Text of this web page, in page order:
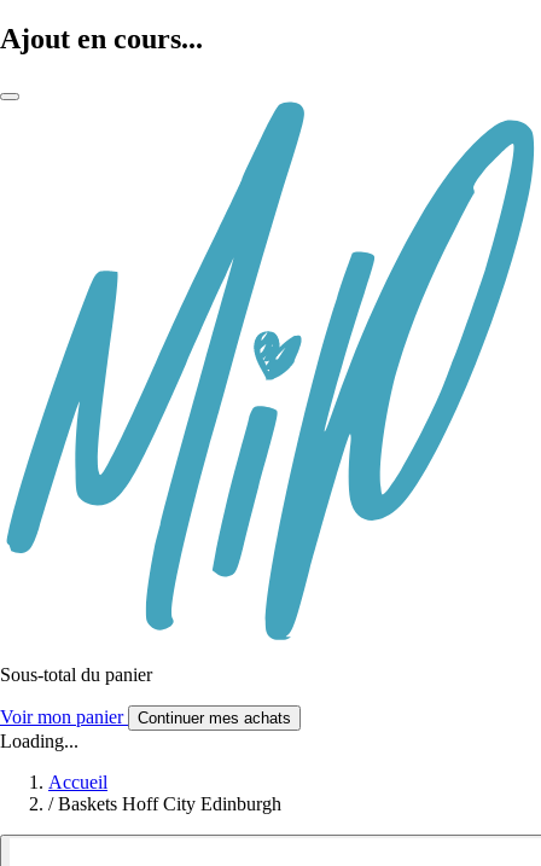
Ajout en cours...
Sous-total du panier
Voir mon panier Continuer mes achats
Loading...
Accueil
/ Baskets Hoff City Edinburgh